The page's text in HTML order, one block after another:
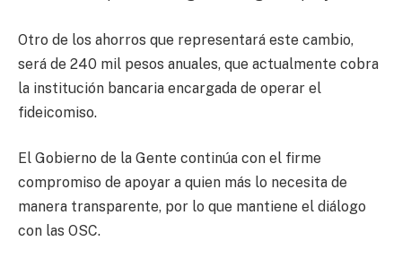
Otro de los ahorros que representará este cambio,
será de 240 mil pesos anuales, que actualmente cobra
la institución bancaria encargada de operar el
fideicomiso.
El Gobierno de la Gente continúa con el firme
compromiso de apoyar a quien más lo necesita de
manera transparente, por lo que mantiene el diálogo
con las OSC.